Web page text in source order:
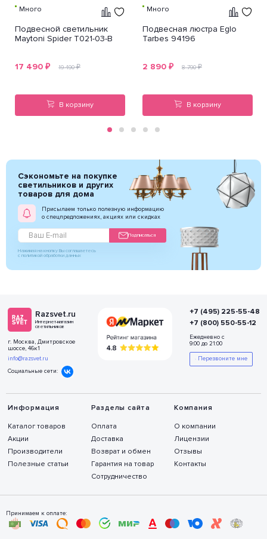
Много
Подвесной светильник
Maytoni Spider T021-03-B
17 490 ₽ 19 490₽
В корзину
Много
Подвесная люстра Eglo
Tarbes 94196
2 890 ₽ 8 790₽
В корзину
Сэкономьте на покупке
светильников и других
товаров для дома
Присылаем только полезную информацию
о спецпредложениях, акциях или скидках
Подписаться
Нажимая на кнопку Вы соглашаетесь
с политикой обработки данных
Razsvet.ru
Интернет-магазин
светильников
г. Москва, Дмитровское
шоссе, 46к1
info@razsvet.ru
Социальные сети:
Информация
Каталог товаров
Акции
Производители
Полезные статьи
Разделы сайта
Оплата
Доставка
Возврат и обмен
Гарантия на товар
Сотрудничество
Компания
О компании
Лицензии
Отзывы
Контакты
+7 (495) 225-55-48
+7 (800) 550-55-12
Ежедневно с
9:00 до 21:00
Перезвоните мне
Принимаем к оплате: